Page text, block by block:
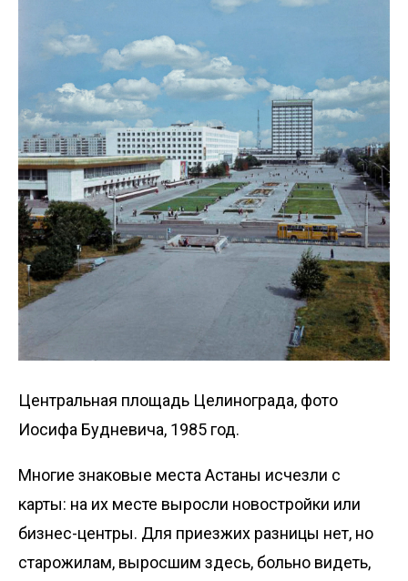
Центральная площадь Целинограда, фото
Иосифа Будневича, 1985 год.
Многие знаковые места Астаны исчезли с
карты: на их месте выросли новостройки или
бизнес-центры. Для приезжих разницы нет, но
старожилам, выросшим здесь, больно видеть,